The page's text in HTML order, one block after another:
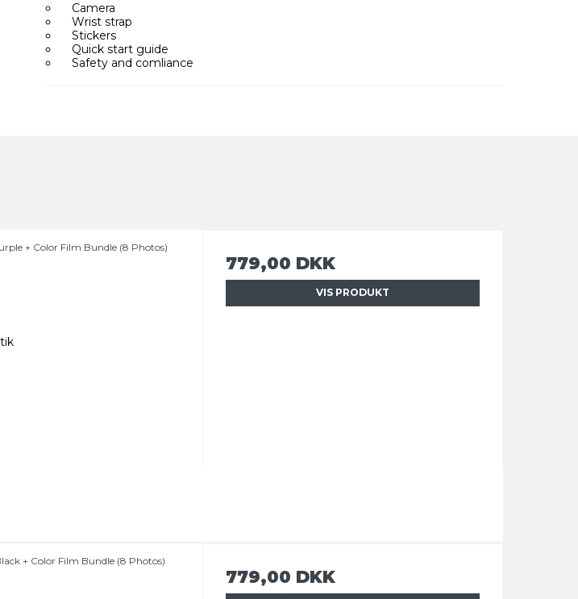
Camera
Wrist strap
Stickers
Quick start guide
Safety and comliance
+ Color Film Bundle (8 Photos)
779,00 DKK
VIS PRODUKT
+ Color Film Bundle (8 Photos)
779,00 DKK